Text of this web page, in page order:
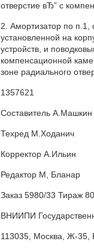
отверстие вЂ” с
2. Амортизатор по п.1,
установленной на
устройств, и
компенсационной
зоне радиального
1357621
Составитель А.Машкин
Техред М.Ходанич
Корректор А.Ильин
Редактор М, Бланар
Заказ 5980/33 Тираж
ВНИИПИ
113035, Москва, Ж-35,